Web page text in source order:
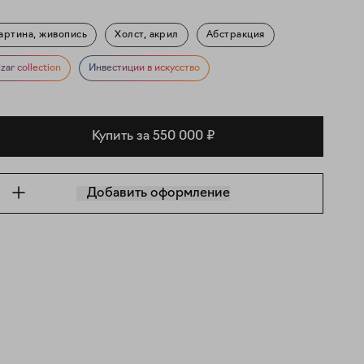
живопись Холст, акрил Абстракция
collection Инвестиции в искусство
Купить за 550 000 ₽
Добавить оформление